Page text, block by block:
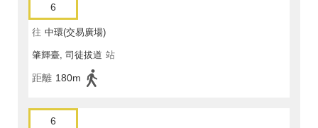
6
往 中環(交易廣場)
肇輝臺, 司徒拔道 站
距離 180m
6